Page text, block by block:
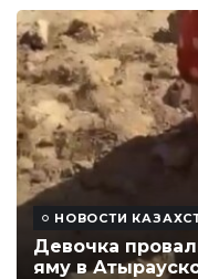
НОВОСТИ
Девочка
яму в